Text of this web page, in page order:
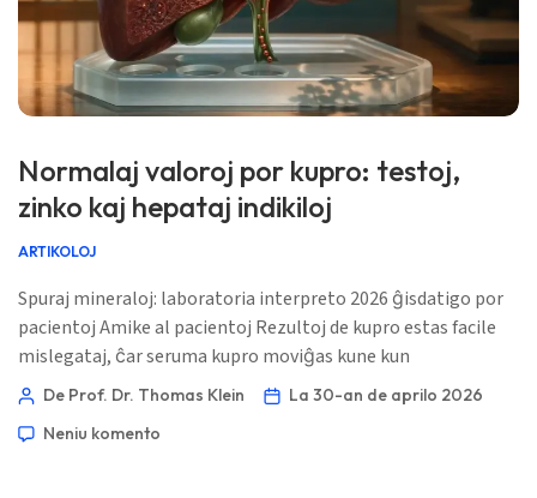
Normalaj valoroj por kupro: testoj,
zinko kaj hepataj indikiloj
ARTIKOLOJ
Spuraj mineraloj: laboratoria interpreto 2026 ĝisdatigo por
pacientoj Amike al pacientoj Rezultoj de kupro estas facile
mislegataj, ĉar seruma kupro moviĝas kune kun
ceruloplasmino, estrogeno, inflamo, zinka ingesto kaj
gravas eĉ pli. 📖 ~11 minutoj 📅 la 30-an de aprilo 2026 📝
De Prof. Dr. Thomas Klein
La 30-an de aprilo 2026
Neniu komento